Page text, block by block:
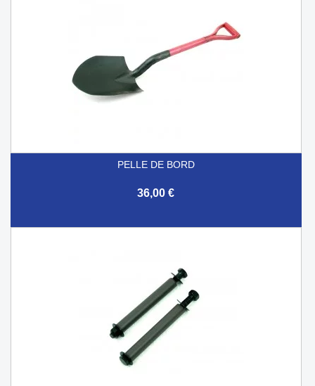
PELLE DE BORD
36,00 €